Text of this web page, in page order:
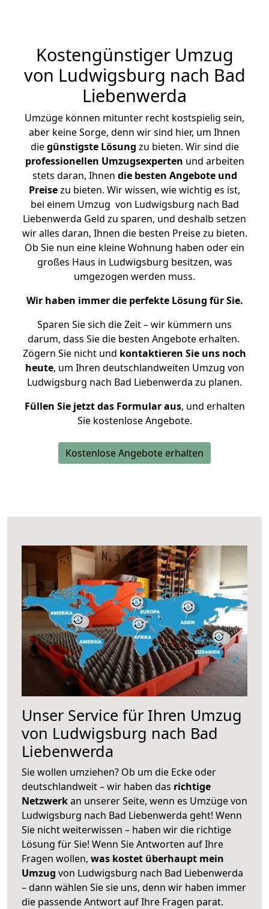
Kostengünstiger Umzug
von Ludwigsburg nach Bad
Liebenwerda
Umzüge können mitunter recht kostspielig sein,
aber keine Sorge, denn wir sind hier, um Ihnen
diegünstigste Lösung zu bieten. Wir sind die
professionellen Umzugsexperten und arbeiten
stets daran, Ihnen die besten Angebote und
Preisezu bieten. Wir wissen, wie wichtig es ist,
bei einem Umzug von Ludwigsburg nach Bad
Liebenwerda Geld zu sparen, und deshalb setzen
wir alles daran, Ihnen die besten Preise zu bieten.
Ob Sie nun eine kleine Wohnung haben oder ein
großes Haus in Ludwigsburg besitzen, was
umgezogen werden muss.
Wir haben immer die perfekte Lösung für Sie.
Sparen Sie sich die Zeit – wir kümmern uns
darum, dass Sie die besten Angebote erhalten.
Zögern Sie nicht und kontaktieren Sie uns noch
heute, um Ihren deutschlandweiten Umzug von
Ludwigsburg nach Bad Liebenwerda zu planen.
Füllen Sie jetzt das Formular aus, und erhalten
Sie kostenlose Angebote.
Kostenlose Angebote erhalten
Unser Service für Ihren Umzug
von Ludwigsburg nach Bad
Liebenwerda
Sie wollen umziehen? Ob um die Ecke oder
deutschlandweit – wir haben das richtige
Netzwerkan unserer Seite, wenn es Umzüge von
Ludwigsburg nach Bad Liebenwerda geht! Wenn
Sie nicht weiterwissen – haben wir die richtige
Lösung für Sie! Wenn Sie Antworten auf Ihre
Fragen wollen, was kostet überhaupt mein
Umzug von Ludwigsburg nach Bad Liebenwerda
– dann wählen Sie sie uns, denn wir haben immer
die passende Antwort auf Ihre Fragen parat.